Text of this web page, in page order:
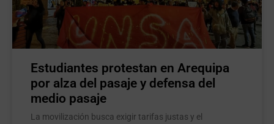
Estudiantes protestan en Arequipa
por alza del pasaje y defensa del
medio pasaje
La movilización busca exigir tarifas justas y el